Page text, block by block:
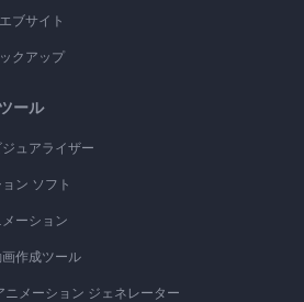
ブサイト
クアップ
ール
ュアライザー
ン ソフト
ーション
作成ツール
ニメーション ジェネレーター